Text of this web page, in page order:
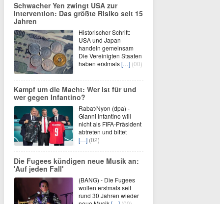
Schwacher Yen zwingt USA zur
Intervention: Das größte Risiko seit 15
Jahren
Historischer Schritt:
USA und Japan
handeln gemeinsam
Die Vereinigten Staaten
haben erstmals[…] (00)
Kampf um die Macht: Wer ist für und
wer gegen Infantino?
Rabat/Nyon (dpa) -
Gianni Infantino will
nicht als FIFA-Präsident
abtreten und bittet
[…] (02)
Die Fugees kündigen neue Musik an:
'Auf jeden Fall'
(BANG) - Die Fugees
wollen erstmals seit
rund 30 Jahren wieder